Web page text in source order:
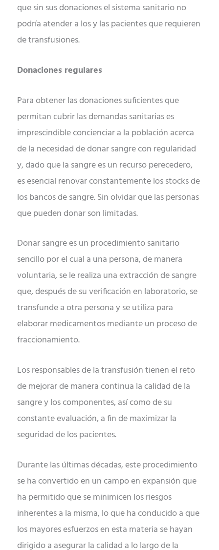
que sin sus donaciones el sistema sanitario no
podría atender a los y las pacientes que requieren
de transfusiones.
Donaciones regulares
Para obtener las donaciones suficientes que
permitan cubrir las demandas sanitarias es
imprescindible concienciar a la población acerca
de la necesidad de donar sangre con regularidad
y, dado que la sangre es un recurso perecedero,
es esencial renovar constantemente los stocks de
los bancos de sangre. Sin olvidar que las personas
que pueden donar son limitadas.
Donar sangre es un procedimiento sanitario
sencillo por el cual a una persona, de manera
voluntaria, se le realiza una extracción de sangre
que, después de su verificación en laboratorio, se
transfunde a otra persona y se utiliza para
elaborar medicamentos mediante un proceso de
fraccionamiento.
Los responsables de la transfusión tienen el reto
de mejorar de manera continua la calidad de la
sangre y los componentes, así como de su
constante evaluación, a fin de maximizar la
seguridad de los pacientes.
Durante las últimas décadas, este procedimiento
se ha convertido en un campo en expansión que
ha permitido que se minimicen los riesgos
inherentes a la misma, lo que ha conducido a que
los mayores esfuerzos en esta materia se hayan
dirigido a asegurar la calidad a lo largo de la